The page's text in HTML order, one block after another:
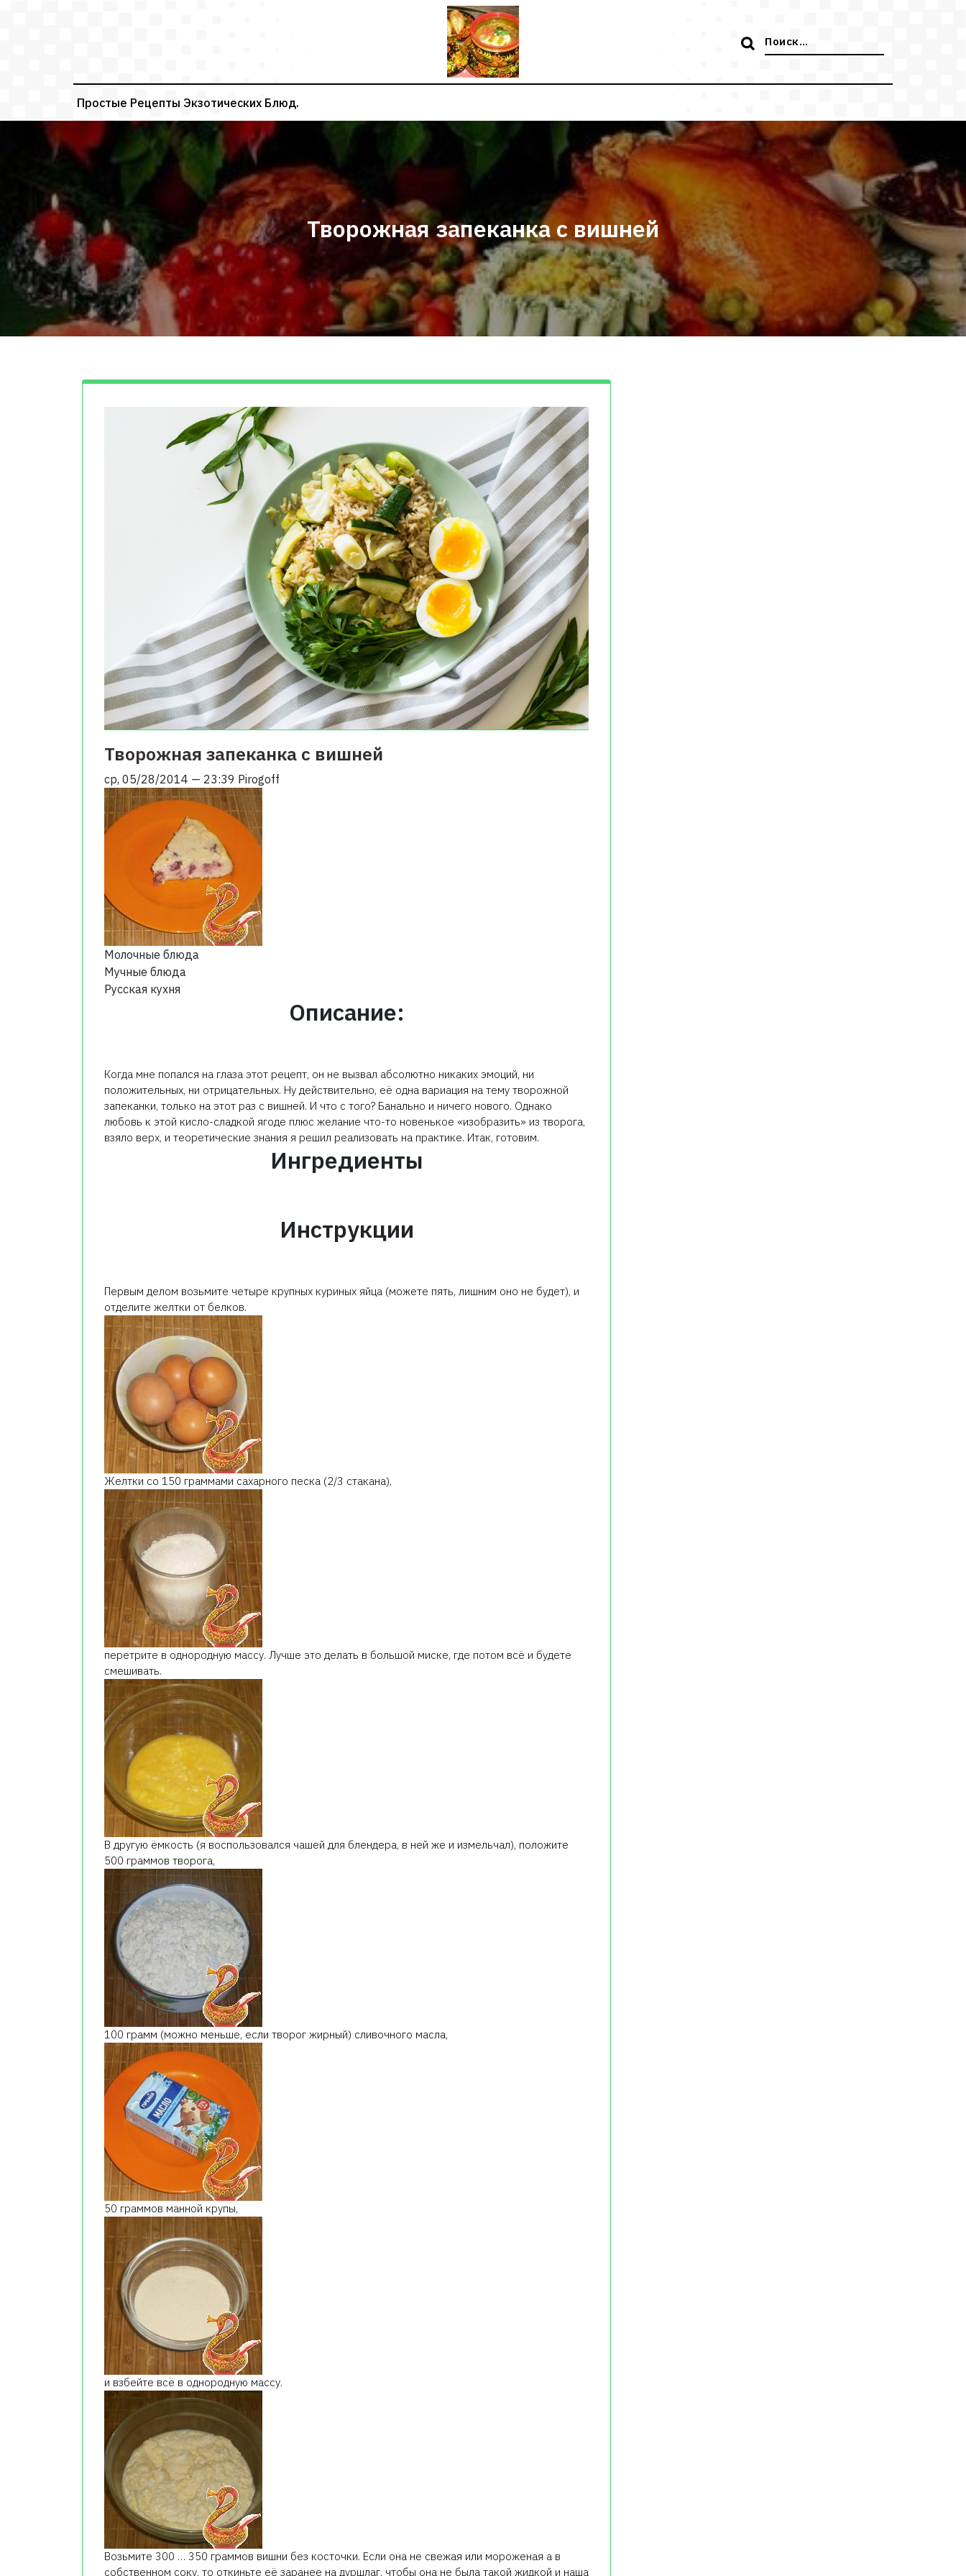
Поиск:
Простые Рецепты Экзотических Блюд.
Творожная запеканка с вишней
Творожная запеканка с вишней
ср, 05/28/2014 — 23:39 Pirogoff
Молочные блюда
Мучные блюда
Русская кухня
Описание:
Когда мне попался на глаза этот рецепт, он не вызвал абсолютно никаких эмоций, ни
положительных, ни отрицательных. Ну действительно, её одна вариация на тему творожной
запеканки, только на этот раз с вишней. И что с того? Банально и ничего нового. Однако
любовь к этой кисло-сладкой ягоде плюс желание что-то новенькое «изобразить» из творога,
взяло верх, и теоретические знания я решил реализовать на практике. Итак, готовим.
Ингредиенты
Инструкции
Первым делом возьмите четыре крупных куриных яйца (можете пять, лишним оно не будет), и
отделите желтки от белков.
Желтки со 150 граммами сахарного песка (2/3 стакана),
перетрите в однородную массу. Лучше это делать в большой миске, где потом всё и будете
смешивать.
В другую ёмкость (я воспользовался чашей для блендера, в ней же и измельчал), положите
500 граммов творога,
100 грамм (можно меньше, если творог жирный) сливочного масла,
50 граммов манной крупы,
и взбейте всё в однородную массу.
Возьмите 300 … 350 граммов вишни без косточки. Если она не свежая или мороженая а в
собственном соку, то откиньте её заранее на дуршлаг, чтобы она не была такой жидкой и наша